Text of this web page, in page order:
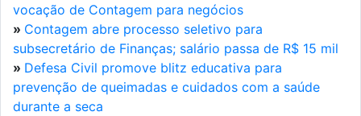
vocação de Contagem para negócios
» Contagem abre processo seletivo para
subsecretário de Finanças; salário passa de R$ 15 mil
» Defesa Civil promove blitz educativa para
prevenção de queimadas e cuidados com a saúde
durante a seca